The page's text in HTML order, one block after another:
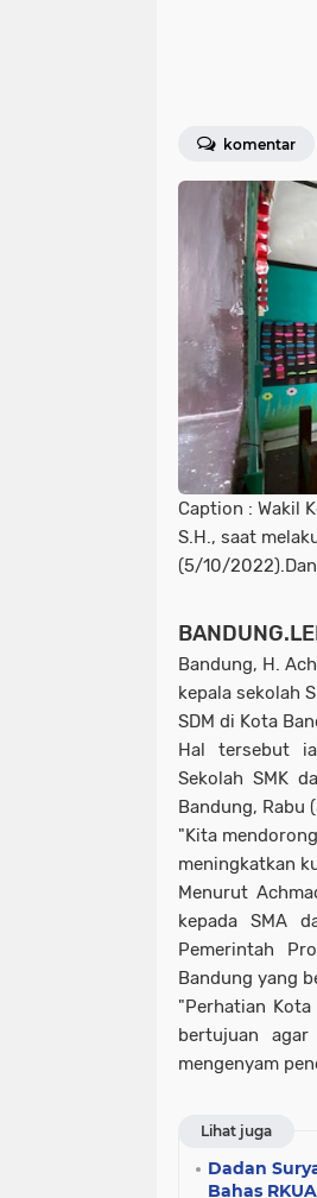
komentar
Caption : Wakil
S.H., saat
(5/10/
Bandung, H.
kepala sekolah
SDM di Kota
Hal tersebut
Sekolah SMK
Bandung, Rabu
"Kita
meningkatkan
Menurut
kepada SMA
Pemerintah
Bandung yang
"Perhatian
bertujuan
mengenyam
Lihat juga
Dadan
Bahas